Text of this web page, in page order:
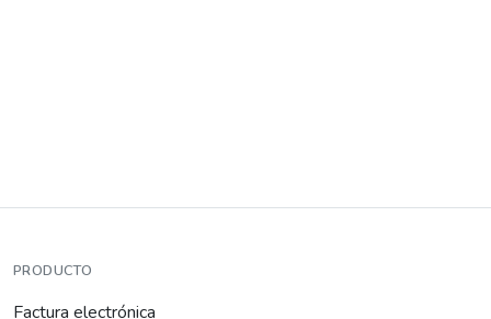
PRODUCTO
Factura electrónica